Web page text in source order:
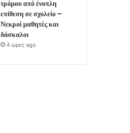
τρόμου από ένοπλη
επίθεση σε σχολείο –
Νεκροί μαθητές και
δάσκαλοι
4 ώρες ago